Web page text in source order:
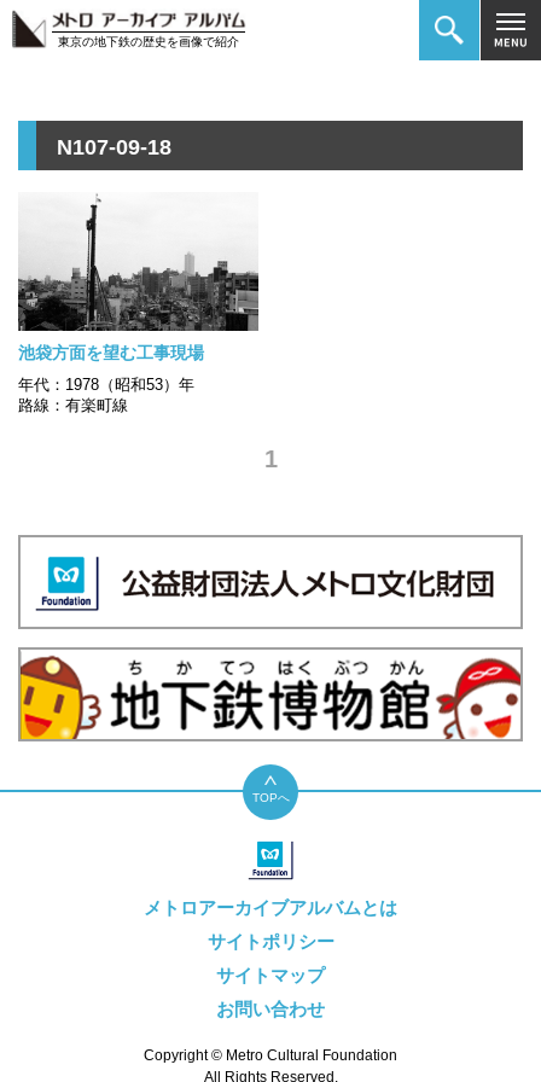
東京の地下鉄の歴史を画像で紹介
N107-09-18
池袋方面を望む工事現場
年代：1978（昭和53）年
路線：有楽町線
1
TOPへ
メトロアーカイブアルバムとは
サイトポリシー
サイトマップ
お問い合わせ
Copyright © Metro Cultural Foundation
All Rights Reserved.